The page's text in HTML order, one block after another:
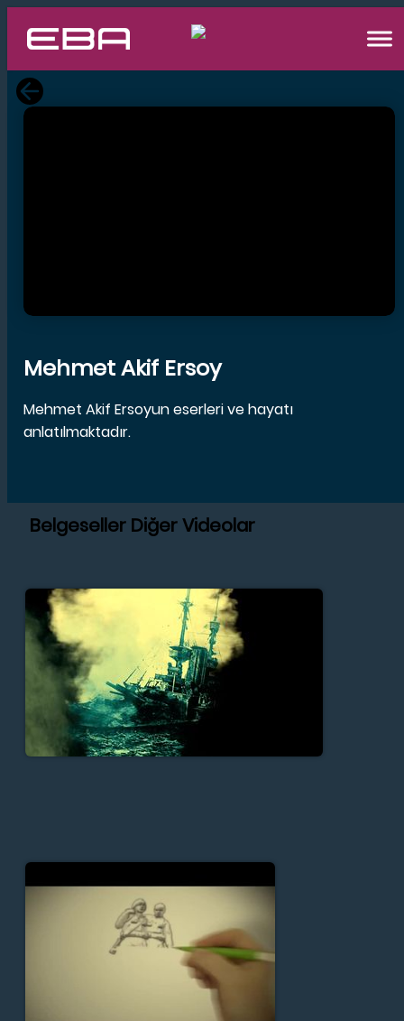
İndir Dersin Diğer Videoları
Mehmet Akif Ersoy
Mehmet Akif Ersoyun eserleri ve hayatı
anlatılmaktadır.
Belgeseller Diğer Videolar